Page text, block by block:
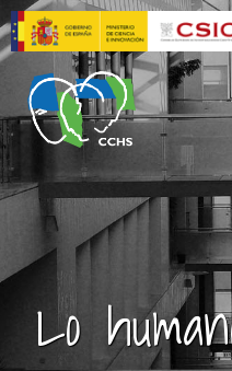
Pasar
al
contenido
principal
Lo